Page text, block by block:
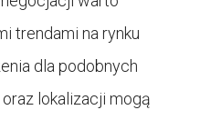
trendami na rynku
dla podobnych
lokalizacji mogą